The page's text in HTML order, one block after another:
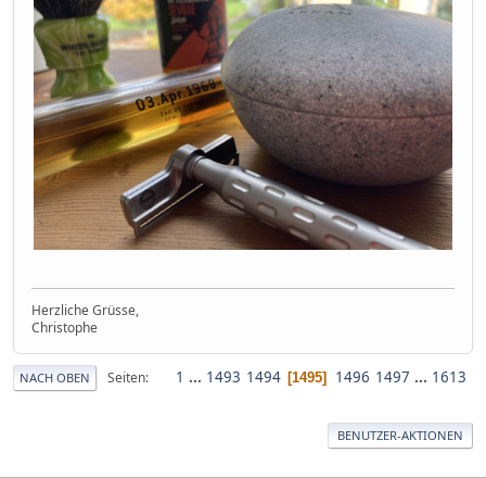
Herzliche Grüsse,
Christophe
NACH OBEN Seiten 1 ... 1493 1494 1495 1496 1497 ... 1613
BENUTZER-AKTIONEN